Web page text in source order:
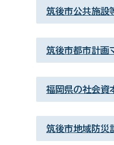
筑後市公共施設
筑後市都市計画
福岡県の社会資
筑後市地域防災